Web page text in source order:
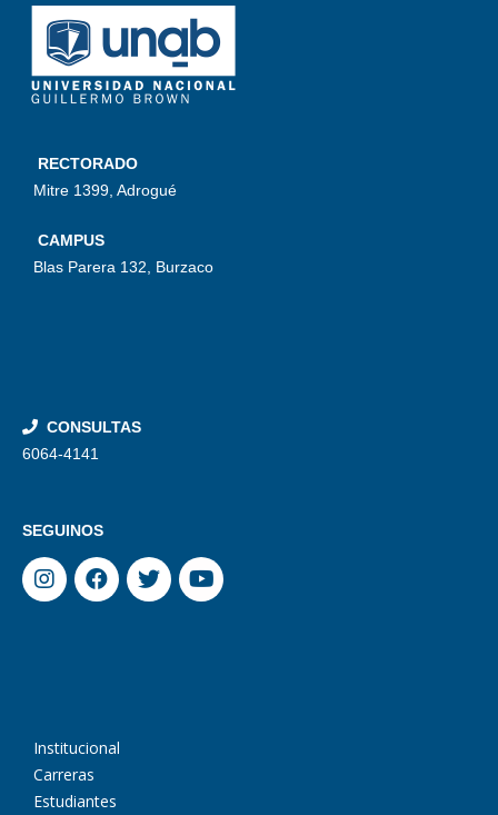
RECTORADO
Mitre 1399, Adrogué
CAMPUS
Blas Parera 132, Burzaco
CONSULTAS
6064-4141
SEGUINOS
Institucional
Carreras
Estudiantes